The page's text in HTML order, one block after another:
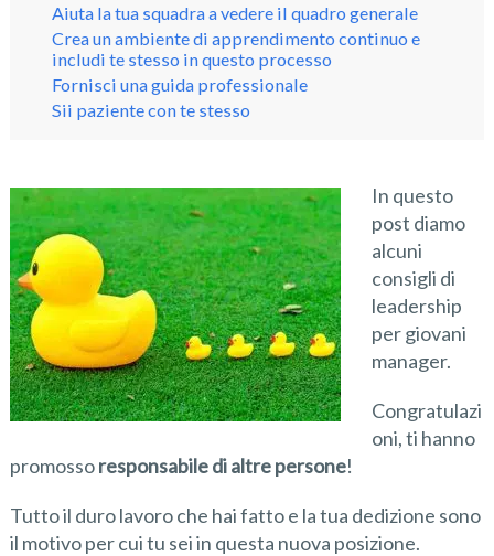
Aiuta la tua squadra a vedere il quadro generale
Crea un ambiente di apprendimento continuo e
includi te stesso in questo processo
Fornisci una guida professionale
Sii paziente con te stesso
In questo
post diamo
alcuni
consigli di
leadership
per giovani
manager.
Congratulazi
oni, ti hanno
promossoresponsabile di altre persone!
Tutto il duro lavoro che hai fatto e la tua dedizione sono
il motivo per cui tu sei in questa nuova posizione.